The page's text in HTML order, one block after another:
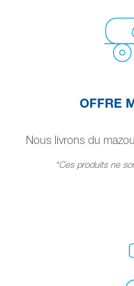
OFFRE
Nous livrons du
*Ces produits ne